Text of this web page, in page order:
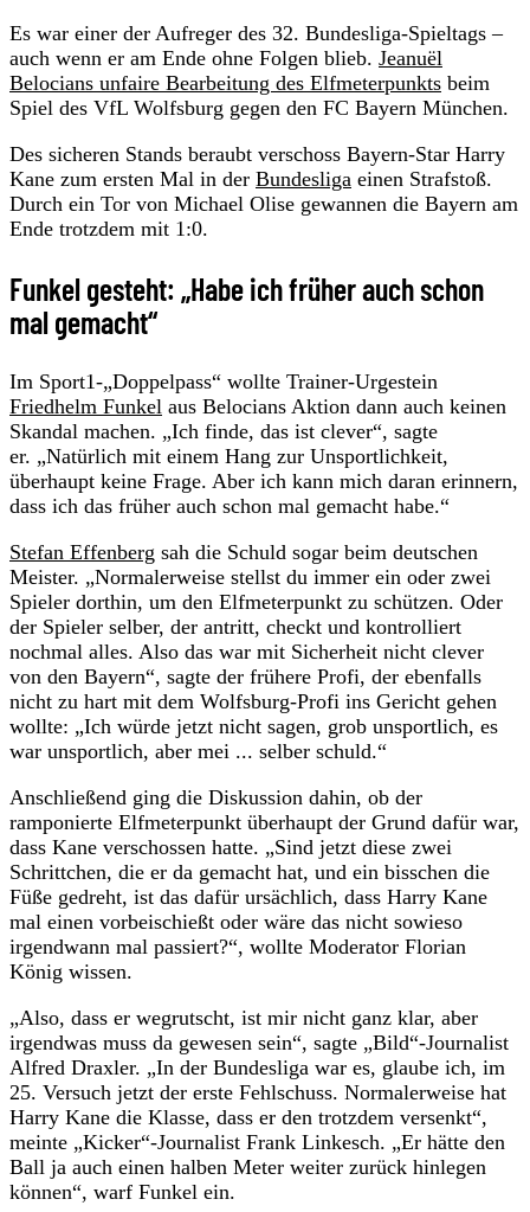
Es war einer der Aufreger des 32. Bundesliga-Spieltags –
auch wenn er am Ende ohne Folgen blieb. Jeanuël
Belocians unfaire Bearbeitung des Elfmeterpunkts beim
Spiel des VfL Wolfsburg gegen den FC Bayern München.
Des sicheren Stands beraubt verschoss Bayern-Star Harry
Kane zum ersten Mal in der Bundesliga einen Strafstoß.
Durch ein Tor von Michael Olise gewannen die Bayern am
Ende trotzdem mit 1:0.
Funkel gesteht: „Habe ich früher auch schon
mal gemacht“
Im Sport1-„Doppelpass“ wollte Trainer-Urgestein
Friedhelm Funkel aus Belocians Aktion dann auch keinen
Skandal machen. „Ich finde, das ist clever“, sagte
er. „Natürlich mit einem Hang zur Unsportlichkeit,
überhaupt keine Frage. Aber ich kann mich daran erinnern,
dass ich das früher auch schon mal gemacht habe.“
Stefan Effenberg sah die Schuld sogar beim deutschen
Meister. „Normalerweise stellst du immer ein oder zwei
Spieler dorthin, um den Elfmeterpunkt zu schützen. Oder
der Spieler selber, der antritt, checkt und kontrolliert
nochmal alles. Also das war mit Sicherheit nicht clever
von den Bayern“, sagte der frühere Profi, der ebenfalls
nicht zu hart mit dem Wolfsburg-Profi ins Gericht gehen
wollte: „Ich würde jetzt nicht sagen, grob unsportlich, es
war unsportlich, aber mei ... selber schuld.“
Anschließend ging die Diskussion dahin, ob der
ramponierte Elfmeterpunkt überhaupt der Grund dafür war,
dass Kane verschossen hatte. „Sind jetzt diese zwei
Schrittchen, die er da gemacht hat, und ein bisschen die
Füße gedreht, ist das dafür ursächlich, dass Harry Kane
mal einen vorbeischießt oder wäre das nicht sowieso
irgendwann mal passiert?“, wollte Moderator Florian
König wissen.
„Also, dass er wegrutscht, ist mir nicht ganz klar, aber
irgendwas muss da gewesen sein“, sagte „Bild“-Journalist
Alfred Draxler. „In der Bundesliga war es, glaube ich, im
25. Versuch jetzt der erste Fehlschuss. Normalerweise hat
Harry Kane die Klasse, dass er den trotzdem versenkt“,
meinte „Kicker“-Journalist Frank Linkesch. „Er hätte den
Ball ja auch einen halben Meter weiter zurück hinlegen
können“, warf Funkel ein.